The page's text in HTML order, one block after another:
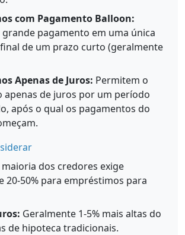
com Pagamento Balloon:
grande pagamento em uma única
de um prazo curto (geralmente
Apenas de Juros: Permitem o
apenas de juros por um período
após o qual os pagamentos do
maioria dos credores exige
20-50% para empréstimos para
Geralmente 1-5% mais altas do
de hipoteca tradicionais.